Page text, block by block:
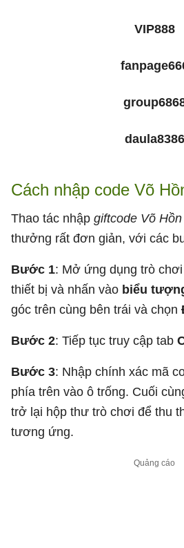
VIP888
daula8386
Cách nhập code Võ
Thao tác nhập giftcode Võ
thưởng rất đơn giản, với các
Bước 1: Mở ứng dụng trò
thiết bị và nhấn vào biểu
góc trên cùng bên trái và chọn
Bước 2: Tiếp tục truy cập tab
Bước 3: Nhập chính xác mã
phía trên vào ô trống. Cuối
trở lại hộp thư trò chơi để thu
tương ứng.